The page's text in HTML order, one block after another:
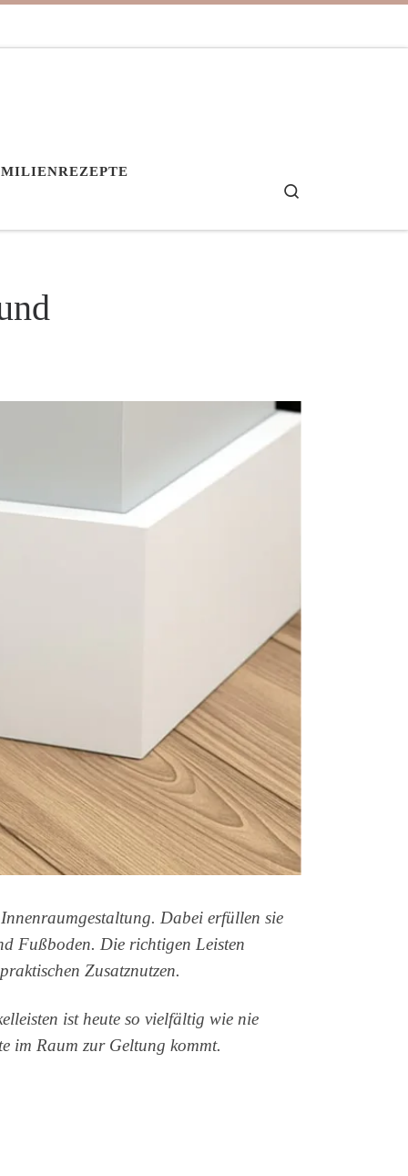
Dabei erfüllen sie
Fußboden. Die richtigen Leisten
Zusatznutzen.
ist heute so vielfältig wie nie
im Raum zur Geltung kommt.